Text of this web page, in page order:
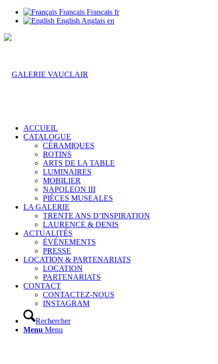
Français Français fr
English Anglais en
ACCUEIL
CATALOGUE
CÉRAMIQUES
ROTINS
ARTS DE LA TABLE
LUMINAIRES
MOBILIER
NAPOLEON III
PIÈCES MUSEALES
LA GALERIE
TRENTE ANS D’INSPIRATION
LAURENCE & DENIS
ACTUALITÉS
ÉVÉNEMENTS
PRESSE
LOCATION & PARTENARIATS
LOCATION
PARTENARIATS
CONTACT
CONTACTEZ-NOUS
INSTAGRAM
Rechercher
Menu Menu